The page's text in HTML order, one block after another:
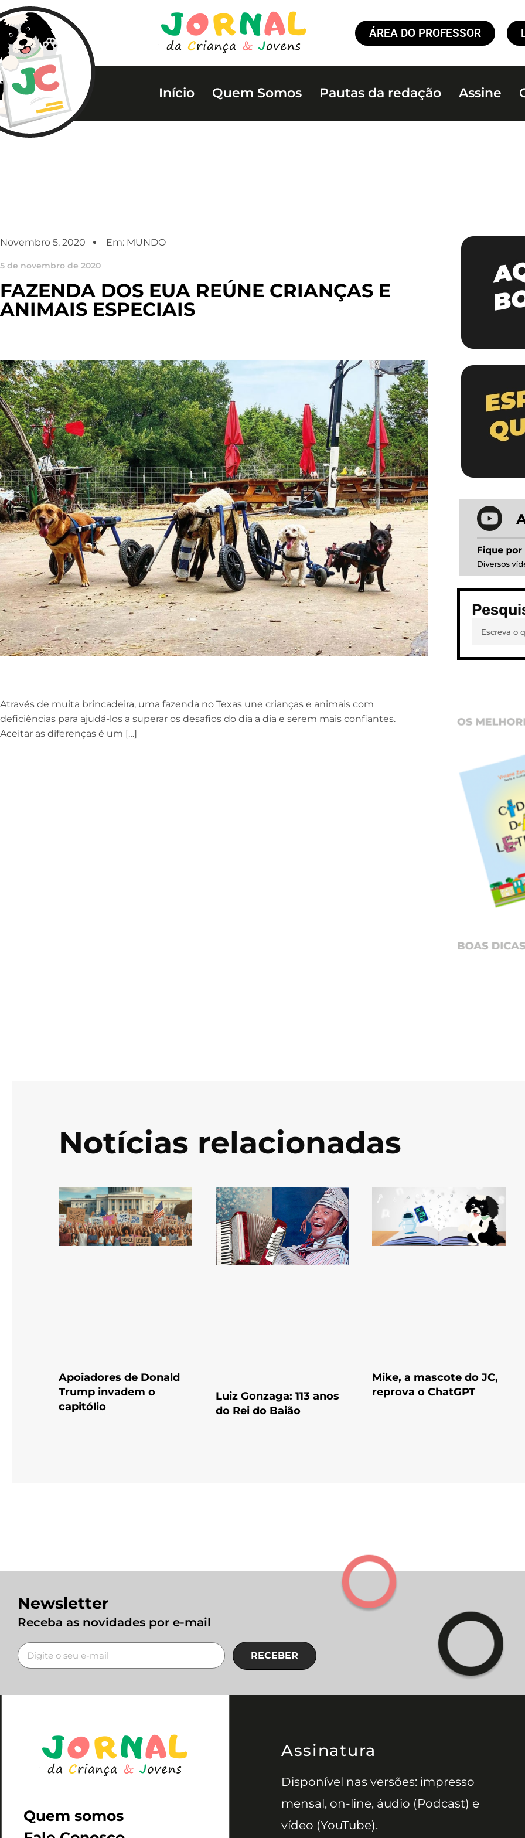
ÁREA DO PROFESSOR
Início Quem Somos Pautas da redação Assine
Novembro 5, 2020 Em: MUNDO
5 de novembro de 2020
FAZENDA DOS EUA REÚNE CRIANÇAS E
ANIMAIS ESPECIAIS
Através de muita brincadeira, uma fazenda no Texas une crianças e animais com
deficiências para ajudá-los a superar os desafios do dia a dia e serem mais confiantes.
Aceitar as diferenças é um […]
Notícias relacionadas
Apoiadores de Donald
Trump invadem o
capitólio
Luiz Gonzaga: 113 anos
do Rei do Baião
Mike, a mascote do JC,
reprova o ChatGPT
Newsletter
Receba as novidades por e-mail
RECEBER
Quem somos
Assinatura
Disponível nas versões: impresso
mensal, on-line, áudio (Podcast) e
vídeo (YouTube).